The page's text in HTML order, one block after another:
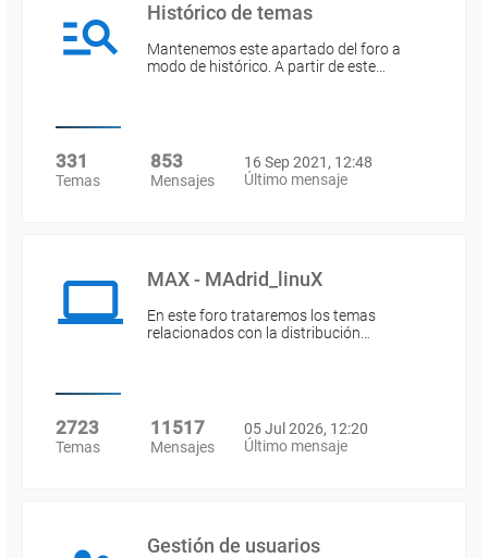
Histórico de temas
Mantenemos este apartado del foro a
modo de histórico. A partir de este…
331
Temas
853
Mensajes
16 Sep 2021, 12:48
Último mensaje
MAX - MAdrid_linuX
En este foro trataremos los temas
relacionados con la distribución…
2723
Temas
11517
Mensajes
05 Jul 2026, 12:20
Último mensaje
Gestión de usuarios